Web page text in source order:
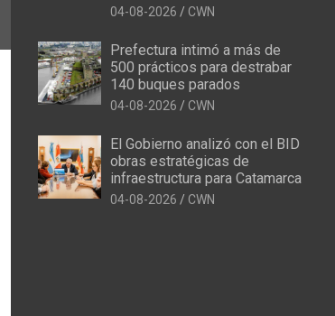
04-08-2026 CWN
Prefectura intimó a más de
500 prácticos para destrabar
140 buques parados
04-08-2026 CWN
El Gobierno analizó con el BID
obras estratégicas de
infraestructura para Catamarca
04-08-2026 CWN